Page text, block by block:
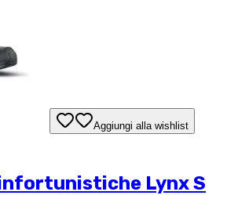
Aggiungi alla wishlist
Lynx S